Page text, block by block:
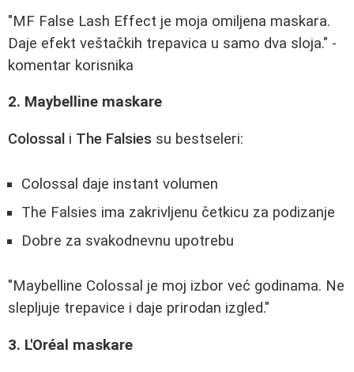
"MF False Lash Effect je moja omiljena maskara.
Daje efekt veštačkih trepavica u samo dva sloja." -
komentar korisnika
2. Maybelline maskare
Colossal i The Falsies su bestseleri:
Colossal daje instant volumen
The Falsies ima zakrivljenu četkicu za podizanje
Dobre za svakodnevnu upotrebu
"Maybelline Colossal je moj izbor već godinama. Ne
slepljuje trepavice i daje prirodan izgled."
3. L'Oréal maskare